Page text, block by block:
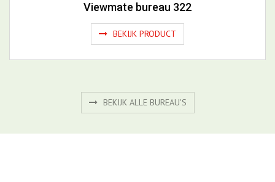
Viewmate bureau 322
BEKIJK PRODUCT
BEKIJK ALLE BUREAU'S